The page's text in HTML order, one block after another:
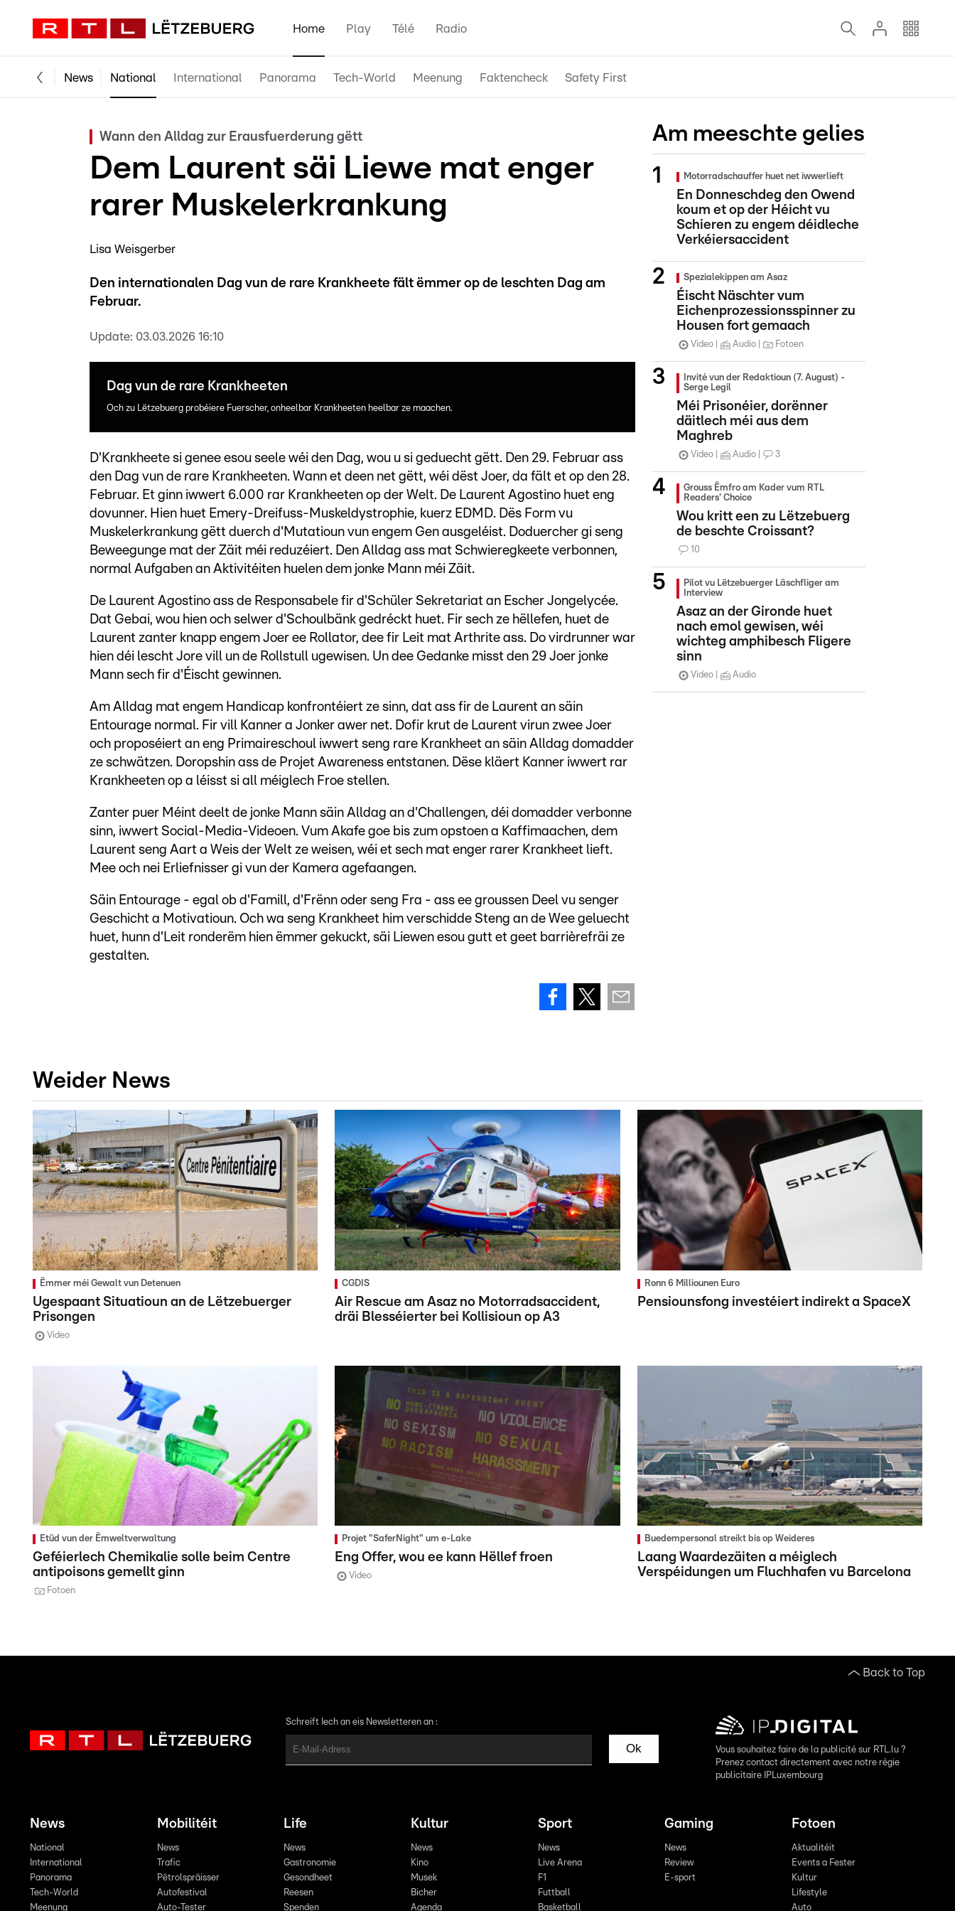
Home Play Télé Radio
News National International Panorama Tech-World Meenung Faktencheck Safety First
Wann den Alldag zur Erausfuerderung gëtt
Dem Laurent säi Liewe mat enger
rarer Muskelerkrankung
Lisa Weisgerber
Den internationalen Dag vun de rare Krankheete fält ëmmer op de leschten Dag am
Februar.
Update: 03.03.2026 16:10
Dag vun de rare Krankheeten
Och zu Lëtzebuerg probéiere Fuerscher, onheelbar Krankheeten heelbar ze maachen.
D'Krankheete si genee esou seele wéi den Dag, wou u si geduecht gëtt. Den 29. Februar ass
den Dag vun de rare Krankheeten. Wann et deen net gëtt, wéi dëst Joer, da fält et op den 28.
Februar. Et ginn iwwert 6.000 rar Krankheeten op der Welt. De Laurent Agostino huet eng
dovunner. Hien huet Emery-Dreifuss-Muskeldystrophie, kuerz EDMD. Dës Form vu
Muskelerkrankung gëtt duerch d'Mutatioun vun engem Gen ausgeléist. Doduercher gi seng
Beweegunge mat der Zäit méi reduzéiert. Den Alldag ass mat Schwieregkeete verbonnen,
normal Aufgaben an Aktivitéiten huelen dem jonke Mann méi Zäit.
De Laurent Agostino ass de Responsabele fir d'Schüler Sekretariat an Escher Jongelycée.
Dat Gebai, wou hien och selwer d'Schoulbänk gedréckt huet. Fir sech ze hëllefen, huet de
Laurent zanter knapp engem Joer ee Rollator, dee fir Leit mat Arthrite ass. Do virdrunner war
hien déi lescht Jore vill un de Rollstull ugewisen. Un dee Gedanke misst den 29 Joer jonke
Mann sech fir d'Éischt gewinnen.
Am Alldag mat engem Handicap konfrontéiert ze sinn, dat ass fir de Laurent an säin
Entourage normal. Fir vill Kanner a Jonker awer net. Dofir krut de Laurent virun zwee Joer
och proposéiert an eng Primaireschoul iwwert seng rare Krankheet an säin Alldag domadder
ze schwätzen. Doropshin ass de Projet Awareness entstanen. Dëse kläert Kanner iwwert rar
Krankheeten op a léisst si all méiglech Froe stellen.
Zanter puer Méint deelt de jonke Mann säin Alldag an d'Challengen, déi domadder verbonne
sinn, iwwert Social-Media-Videoen. Vum Akafe goe bis zum opstoen a Kaffimaachen, dem
Laurent seng Aart a Weis der Welt ze weisen, wéi et sech mat enger rarer Krankheet lieft.
Mee och nei Erliefnisser gi vun der Kamera agefaangen.
Säin Entourage - egal ob d'Famill, d'Frënn oder seng Fra - ass ee groussen Deel vu senger
Geschicht a Motivatioun. Och wa seng Krankheet him verschidde Steng an de Wee geluecht
huet, hunn d'Leit ronderëm hien ëmmer gekuckt, säi Liewen esou gutt et geet barrièrefräi ze
gestalten.
Am meeschte gelies
Motorradschauffer huet net iwwerlieft
En Donneschdeg den Owend
koum et op der Héicht vu
Schieren zu engem déidleche
Verkéiersaccident
Spezialekippen am Asaz
Éischt Näschter vum
Eichenprozessionsspinner zu
Housen fort gemaach
Video Audio Fotoen
Invité vun der Redaktioun (7. August) -
Serge Legil
Méi Prisonéier, dorënner
däitlech méi aus dem
Maghreb
Video Audio 3
Grouss Ëmfro am Kader vum RTL
Readers' Choice
Wou kritt een zu Lëtzebuerg
de beschte Croissant?
10
Pilot vu Lëtzebuerger Läschfliger am
Interview
Asaz an der Gironde huet
nach emol gewisen, wéi
wichteg amphibesch Fligere
sinn
Video Audio
Weider News
Ëmmer méi Gewalt vun Detenuen
Ugespaant Situatioun an de Lëtzebuerger
Prisongen
Video
CGDIS
Air Rescue am Asaz no Motorradsaccident,
dräi Blesséierter bei Kollisioun op A3
Ronn 6 Milliounen Euro
Pensiounsfong investéiert indirekt a SpaceX
Etüd vun der Ëmweltverwaltung
Geféierlech Chemikalie solle beim Centre
antipoisons gemellt ginn
Fotoen
Projet "SaferNight" um e-Lake
Eng Offer, wou ee kann Hëllef froen
Video
Buedempersonal streikt bis op Weideres
Laang Waardezäiten a méiglech
Verspéidungen um Fluchhafen vu Barcelona
Back to Top
Schreift Iech an eis Newsletteren an :
Ok
Vous souhaitez faire de la publicité sur RTL.lu ?
Prenez contact directement avec notre régie
publicitaire IPLuxembourg
News
National
International
Panorama
Tech-World
Meenung
Mobilitéit
News
Trafic
Pëtrolspräisser
Autofestival
Auto-Tester
Life
News
Gastronomie
Gesondheet
Reesen
Spenden
Kultur
News
Kino
Musek
Bicher
Agenda
Sport
News
Live Arena
F1
Futtball
Basketball
Gaming
News
Review
E-sport
Fotoen
Aktualitéit
Events a Fester
Kultur
Lifestyle
Auto